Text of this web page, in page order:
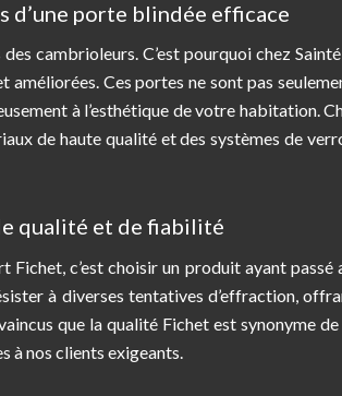
d’une porte blindée efficace
cambrioleurs. C’est pourquoi chez
Ces portes ne sont pas
à l’esthétique de votre habitation.
de haute qualité et des systèmes de
qualité et de fiabilité
Fichet, c’est choisir un produit ayant
à diverses tentatives d’effraction,
que la qualité Fichet est synonyme
à nos clients exigeants.